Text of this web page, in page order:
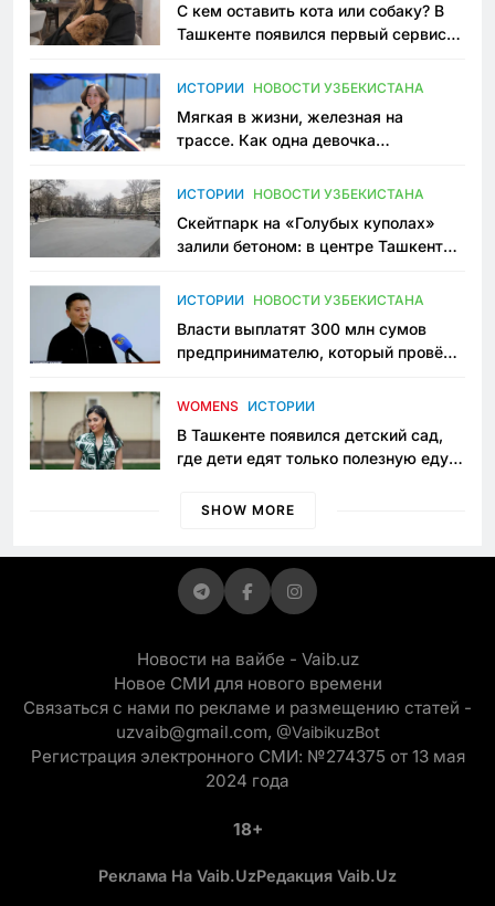
С кем оставить кота или собаку? В
Ташкенте появился первый сервис
ИСТОРИИ НОВОСТИ УЗБЕКИСТАНА
Мягкая в жизни, железная на
трассе. Как одна девочка
Узбекистане
ИСТОРИИ НОВОСТИ УЗБЕКИСТАНА
Скейтпарк на «Голубых куполах»
залили бетоном: в центре Ташкента
пространство
ИСТОРИИ НОВОСТИ УЗБЕКИСТАНА
Власти выплатят 300 млн сумов
предпринимателю, который провёл
приговору
WOMENS ИСТОРИИ
В Ташкенте появился детский сад,
где дети едят только полезную еду.
просить «кашу без сахара»
SHOW MORE
Новости на вайбе - Vaib.uz
Новое СМИ для нового времени
Связаться с нами по рекламе и размещению статей -
uzvaib@gmail.com, @VaibikuzBot
Регистрация электронного СМИ: №274375 от 13 мая
2024 года
18+
Реклама На Vaib.uzРедакция Vaib.uz